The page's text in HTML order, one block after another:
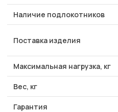
Наличие подлокотников
Поставка изделия
Максимальная нагрузка, кг
Вес, кг
Гарантия